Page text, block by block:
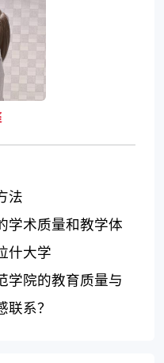
法
学术质量和教学体
什大学
学院的教育质量与
系？